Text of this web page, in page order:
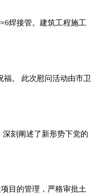
焊接管。建筑工程施工
。 此次慰问活动由市卫
刻阐述了新形势下党的
目的管理，严格审批土